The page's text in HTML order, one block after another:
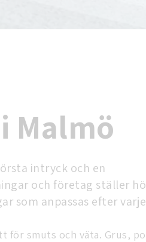
Malmö
intryck och en
och företag ställer
som anpassas efter varje
för smuts och väta. Grus,